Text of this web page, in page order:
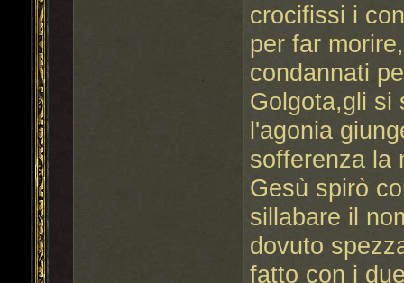
crocifissi i
per far
condannati
Golgota,gli si
l'agonia
sofferenza la
Gesù spirò
sillabare il
dovuto
fatto con i